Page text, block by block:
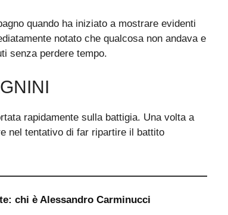
quando ha iniziato a mostrare evidenti
notato che qualcosa non andava e
senza perdere tempo.
rapidamente sulla battigia. Una volta a
nel tentativo di far ripartire il battito
chi è Alessandro Carminucci